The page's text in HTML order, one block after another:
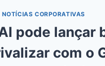
NOTÍCIAS CORPORATIVAS
pode lançar
com o